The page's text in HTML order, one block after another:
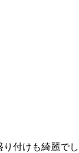
付けも綺麗でし